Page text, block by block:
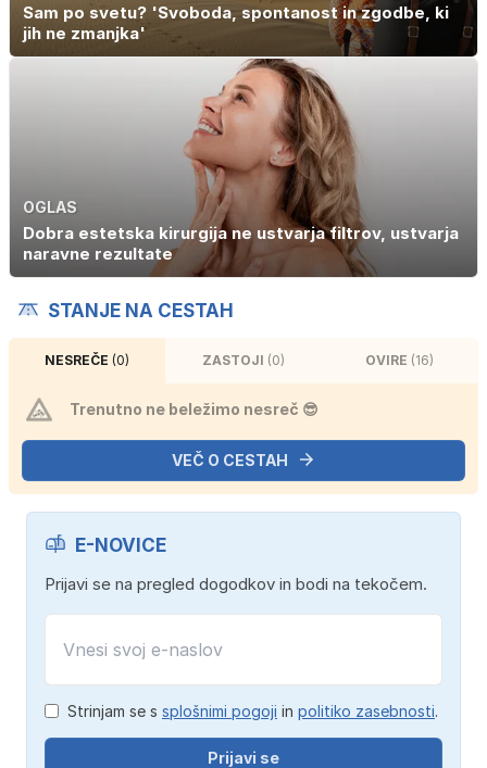
Sam po svetu? 'Svoboda, spontanost in zgodbe, ki
jih ne zmanjka'
OGLAS
Dobra estetska kirurgija ne ustvarja filtrov, ustvarja
naravne rezultate
STANJE NA CESTAH
NESREČE (0) ZASTOJI (0) OVIRE (16)
Trenutno ne beležimo nesreč 😎
VEČ O CESTAH
E-NOVICE
Prijavi se na pregled dogodkov in bodi na tekočem.
Strinjam se s splošnimi pogoji in politiko zasebnosti.
Prijavi se